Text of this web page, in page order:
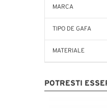
MARCA
TIPO DE GAFA
MATERIALE
POTRESTI